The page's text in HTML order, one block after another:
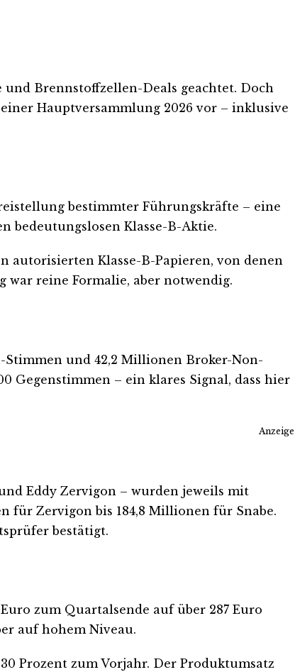
Brennstoffzellen-Deals geachtet. Doch
Hauptversammlung 2026 vor – inklusive
bestimmter Führungskräfte – eine
bedeutungslosen Klasse-B-Aktie.
autorisierten Klasse-B-Papieren, von denen
reine Formalie, aber notwendig.
und 42,2 Millionen Broker-Non-
Gegenstimmen – ein klares Signal, dass hier
Anzeige
Eddy Zervigon – wurden jeweils mit
für Zervigon bis 184,8 Millionen für Snabe.
bestätigt.
zum Quartalsende auf über 287 Euro
auf hohem Niveau.
Prozent zum Vorjahr. Der Produktumsatz